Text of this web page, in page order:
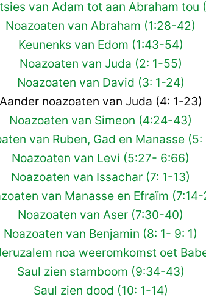
van Adam tot aan Abraham tou
Noazoaten van Abraham (1:28-42)
Keunenks van Edom (1:43-54)
Noazoaten van Juda (2: 1-55)
Noazoaten van David (3: 1-24)
Aander noazoaten van Juda (4: 1-23)
Noazoaten van Simeon (4:24-43)
van Ruben, Gad en Manasse (5:
Noazoaten van Levi (5:27- 6:66)
Noazoaten van Issachar (7: 1-13)
van Manasse en Efraïm (7:14-
Noazoaten van Aser (7:30-40)
Noazoaten van Benjamin (8: 1- 9: 1)
noa weeromkomst oet
Saul zien stamboom (9:34-43)
Saul zien dood (10: 1-14)